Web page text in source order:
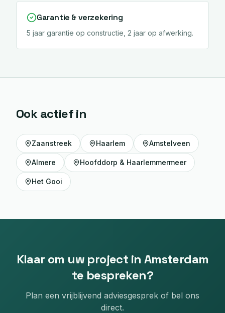
Garantie & verzekering
5 jaar garantie op constructie, 2 jaar op afwerking.
Ook actief in
Zaanstreek Haarlem Amstelveen
Almere Hoofddorp & Haarlemmermeer
Het Gooi
Klaar om uw project in Amsterdam
te bespreken?
Plan een vrijblijvend adviesgesprek of bel ons
direct.